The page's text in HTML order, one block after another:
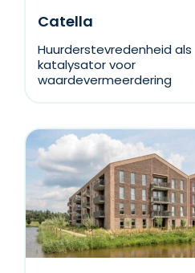
Catella
Huurderstevredenheid als
katalysator voor
waardevermeerdering